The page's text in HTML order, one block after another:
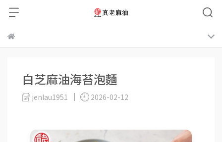
白芝麻油海苔泡麵
jenlau1951 2026-02-12